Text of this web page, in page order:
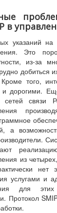
в
указаний на
Это
из-за
добиться
Кроме того,
дорогими.
сетей связи
а
из
нет
услугами и
для этих
Протокол